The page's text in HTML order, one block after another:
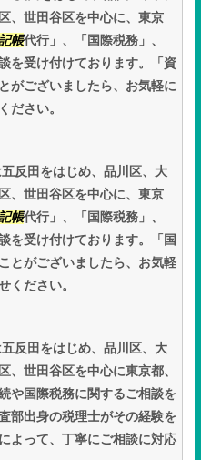
、世田谷区を中心に、東京
帳代行」、「国際税務」、
を受け付けております。「資
がございましたら、お気軽に
ださい。
反田をはじめ、品川区、大
、世田谷区を中心に、東京
帳代行」、「国際税務」、
を受け付けております。「国
とがございましたら、お気軽
ください。
反田をはじめ、品川区、大
、世田谷区を中心に東京都、
や国際税務に関するご相談を
部出身の税理士がその経験を
よって、丁寧にご相談に対応